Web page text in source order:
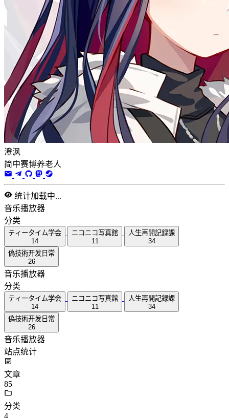
澄沨
简中赛博养老人
统计加载中...
音乐播放器
分类
ティータイム学会
14
ニコニコ写真館
11
人生再開記録課
34
偽技術开发日常
26
音乐播放器
分类
ティータイム学会
14
ニコニコ写真館
11
人生再開記録課
34
偽技術开发日常
26
音乐播放器
站点统计
文章
85
分类
4